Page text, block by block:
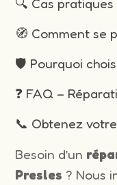
🔍 Cas
🧭 Comment se
🛡️ Pourquoi
❓ FAQ –
📞 Obtenez
Besoin d’un
Presles ? Nous